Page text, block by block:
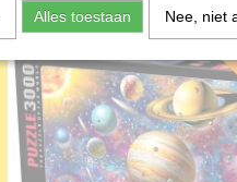
Alles toestaan Nee, niet